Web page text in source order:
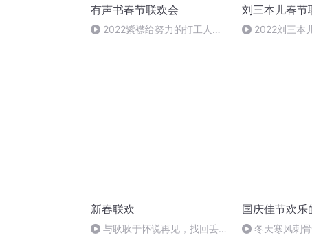
有声书春节联欢会
2022紫襟给努力的打工人送
刘三本儿春节
2022刘三本
新春联欢
与耿耿于怀说再见，找回丢失
国庆佳节欢乐
冬天寒风刺